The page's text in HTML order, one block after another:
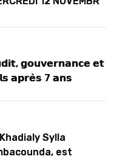
𝗴𝗼𝘂𝘃𝗲𝗿𝗻𝗮𝗻𝗰𝗲 𝗲𝘁
𝗮𝗽𝗿𝗲̀𝘀 7 𝗮𝗻𝘀
Sylla
est